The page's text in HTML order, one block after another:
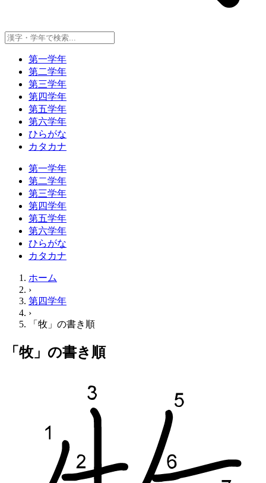
第一学年
第二学年
第三学年
第四学年
第五学年
第六学年
ひらがな
カタカナ
第一学年
第二学年
第三学年
第四学年
第五学年
第六学年
ひらがな
カタカナ
ホーム
›
第四学年
›
「牧」の書き順
「牧」の書き順